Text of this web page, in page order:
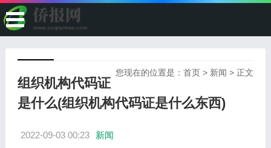
您现在的位置是：首页 > 新闻 > 正文
组织机构代码证
是什么(组织机构代码证是什么东西)
2022-09-03 00:23 新闻